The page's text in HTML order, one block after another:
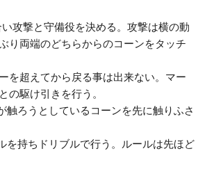
攻撃と守備役を決める。攻撃は横の動
り両端のどちらからのコーンをタッチ
を超えてから戻る事は出来ない。マー
の駆け引きを行う。
触ろうとしているコーンを先に触りふさ
を持ちドリブルで行う。ルールは先ほど